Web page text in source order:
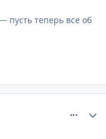
пусть теперь все об